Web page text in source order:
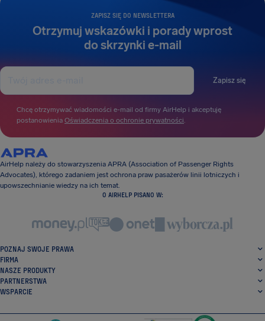
ZAPISZ SIĘ DO NEWSLETTERA
Otrzymuj wskazówki i porady wprost
do skrzynki e-mail
Zapisz się
Chcę otrzymywać wiadomości e-mail od firmy AirHelp i akceptuję
postanowienia Oświadczenia o ochronie prywatności.
AirHelp należy do stowarzyszenia APRA (Association of Passenger Rights
Advocates), którego zadaniem jest ochrona praw pasażerów linii lotniczych i
upowszechnianie wiedzy na ich temat.
O AIRHELP PISANO W:
POZNAJ SWOJE PRAWA
FIRMA
NASZE PRODUKTY
PARTNERSTWA
WSPARCIE